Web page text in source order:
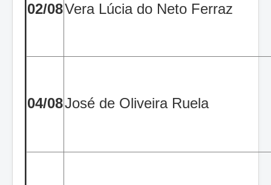
02/08Vera Lúcia do Neto Ferraz
04/08José de Oliveira Ruela